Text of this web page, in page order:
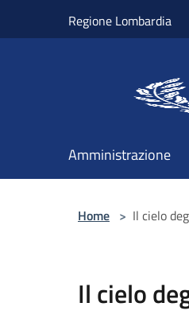
Regione Lombardia
Amministrazione
Home > Il cielo
Il cielo